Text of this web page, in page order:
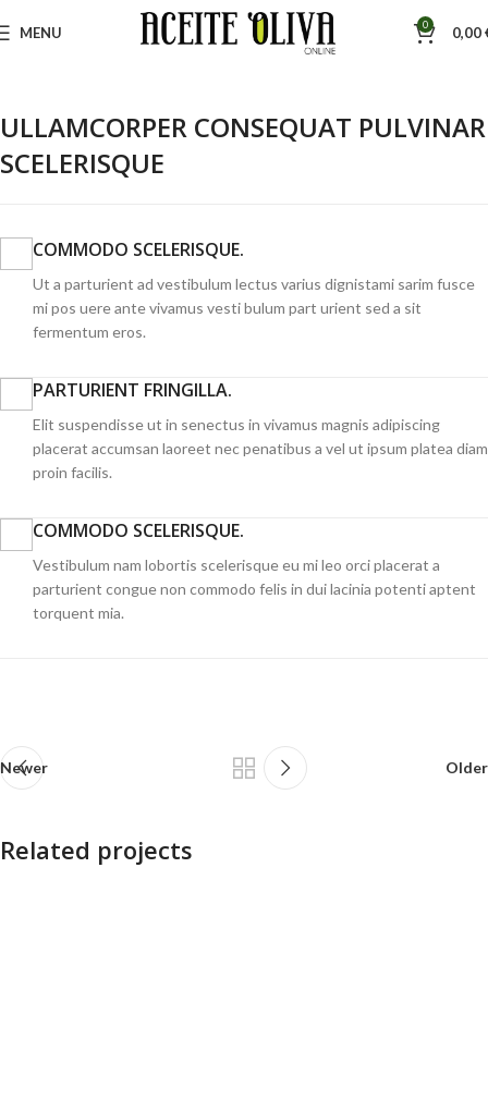
MENU 0 0,00
ULLAMCORPER CONSEQUAT PULVINAR
SCELERISQUE
COMMODO SCELERISQUE.
Ut a parturient ad vestibulum lectus varius dignistami sarim fusce
mi pos uere ante vivamus vesti bulum part urient sed a sit
fermentum eros.
PARTURIENT FRINGILLA.
Elit suspendisse ut in senectus in vivamus magnis adipiscing
placerat accumsan laoreet nec penatibus a vel ut ipsum platea diam
proin facilis.
COMMODO SCELERISQUE.
Vestibulum nam lobortis scelerisque eu mi leo orci placerat a
parturient congue non commodo felis in dui lacinia potenti aptent
torquent mia.
Newer Older
Related projects